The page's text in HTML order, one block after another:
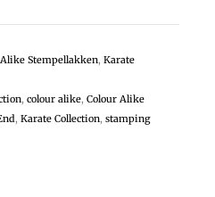
Alike Stempellakken, Karate
, colour alike, Colour Alike
, Karate Collection, stamping